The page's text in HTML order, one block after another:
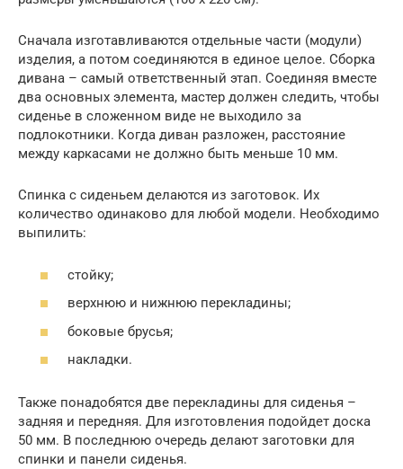
Сначала изготавливаются отдельные части (модули)
изделия, а потом соединяются в единое целое. Сборка
дивана – самый ответственный этап. Соединяя вместе
два основных элемента, мастер должен следить, чтобы
сиденье в сложенном виде не выходило за
подлокотники. Когда диван разложен, расстояние
между каркасами не должно быть меньше 10 мм.
Спинка с сиденьем делаются из заготовок. Их
количество одинаково для любой модели. Необходимо
выпилить:
стойку;
верхнюю и нижнюю перекладины;
боковые брусья;
накладки.
Также понадобятся две перекладины для сиденья –
задняя и передняя. Для изготовления подойдет доска
50 мм. В последнюю очередь делают заготовки для
спинки и панели сиденья.